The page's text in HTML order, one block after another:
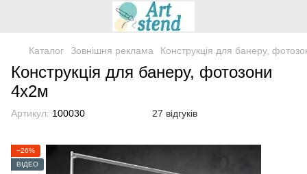
Каталог Зовнішня реклама Конструкція для банеру,
Конструкція для банеру, фотозони
4х2м
Артикул: 100030 27 відгуків
−26%
ВІДЕО